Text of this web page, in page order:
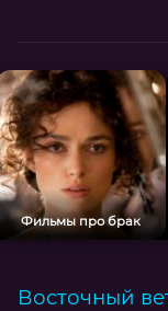
Фильмы про брак
Восточный